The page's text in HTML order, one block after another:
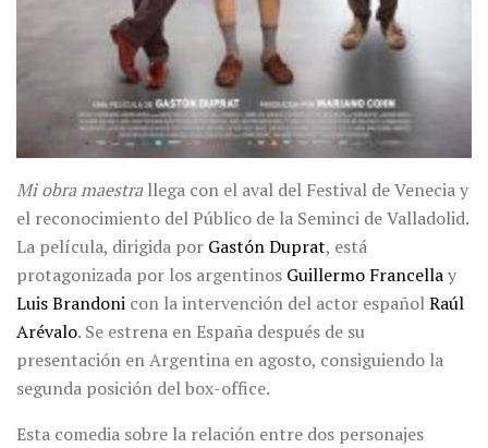
Mi obra maestra llega con el aval del Festival de Venecia y
el reconocimiento del Público de la Seminci de Valladolid.
La película, dirigida por Gastón Duprat, está
protagonizada por los argentinos Guillermo Francellay
Luis Brandoni con la intervención del actor españolRaúl
Arévalo. Se estrena en España después de su
presentación en Argentina en agosto, consiguiendo la
segunda posición del box-office.
Esta comedia sobre la relación entre dos personajes